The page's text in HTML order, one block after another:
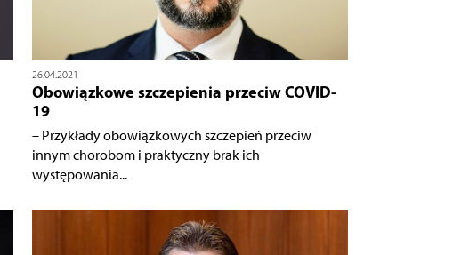
26.04.2021
Obowiązkowe szczepienia przeciw COVID-
19
– Przykłady obowiązkowych szczepień przeciw
innym chorobom i praktyczny brak ich
występowania...